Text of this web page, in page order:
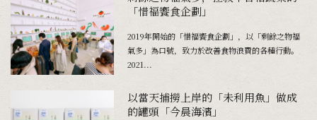
「惜福饗食企劃」
2019年開始的「惜福饗食企劃」，以「剩餘之物福
氣多」為口號，致力於改善食物浪費的各種行動。
2021...
以當天捕撈上岸的「未利用魚」做成
的罐頭「今晨海濱」